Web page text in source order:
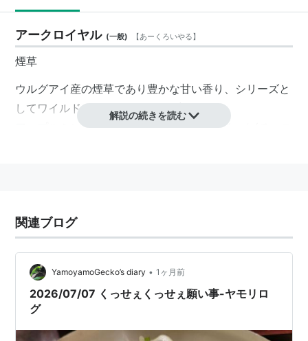
アークロイヤル (一般) 【あーくろいやる】
煙草
ウルグアイ産の煙草であり豊かな甘い香り、シリーズと
してワイルドカード(コーヒー風味)
アップルミント(青林檎のメンソール)、スイート(チョコ
HMS.Ark Royal
大英帝国海軍航空母艦・水上機母艦・VTOL/ヘリ空母
→アーク・ロイヤル級
→インヴィンシブル級
解説の続きを読む
関連ブログ
YamoyamoGecko’s diary • 1ヶ月前
2026/07/07 くっせぇくっせぇ願い事-ヤモリロ
グ